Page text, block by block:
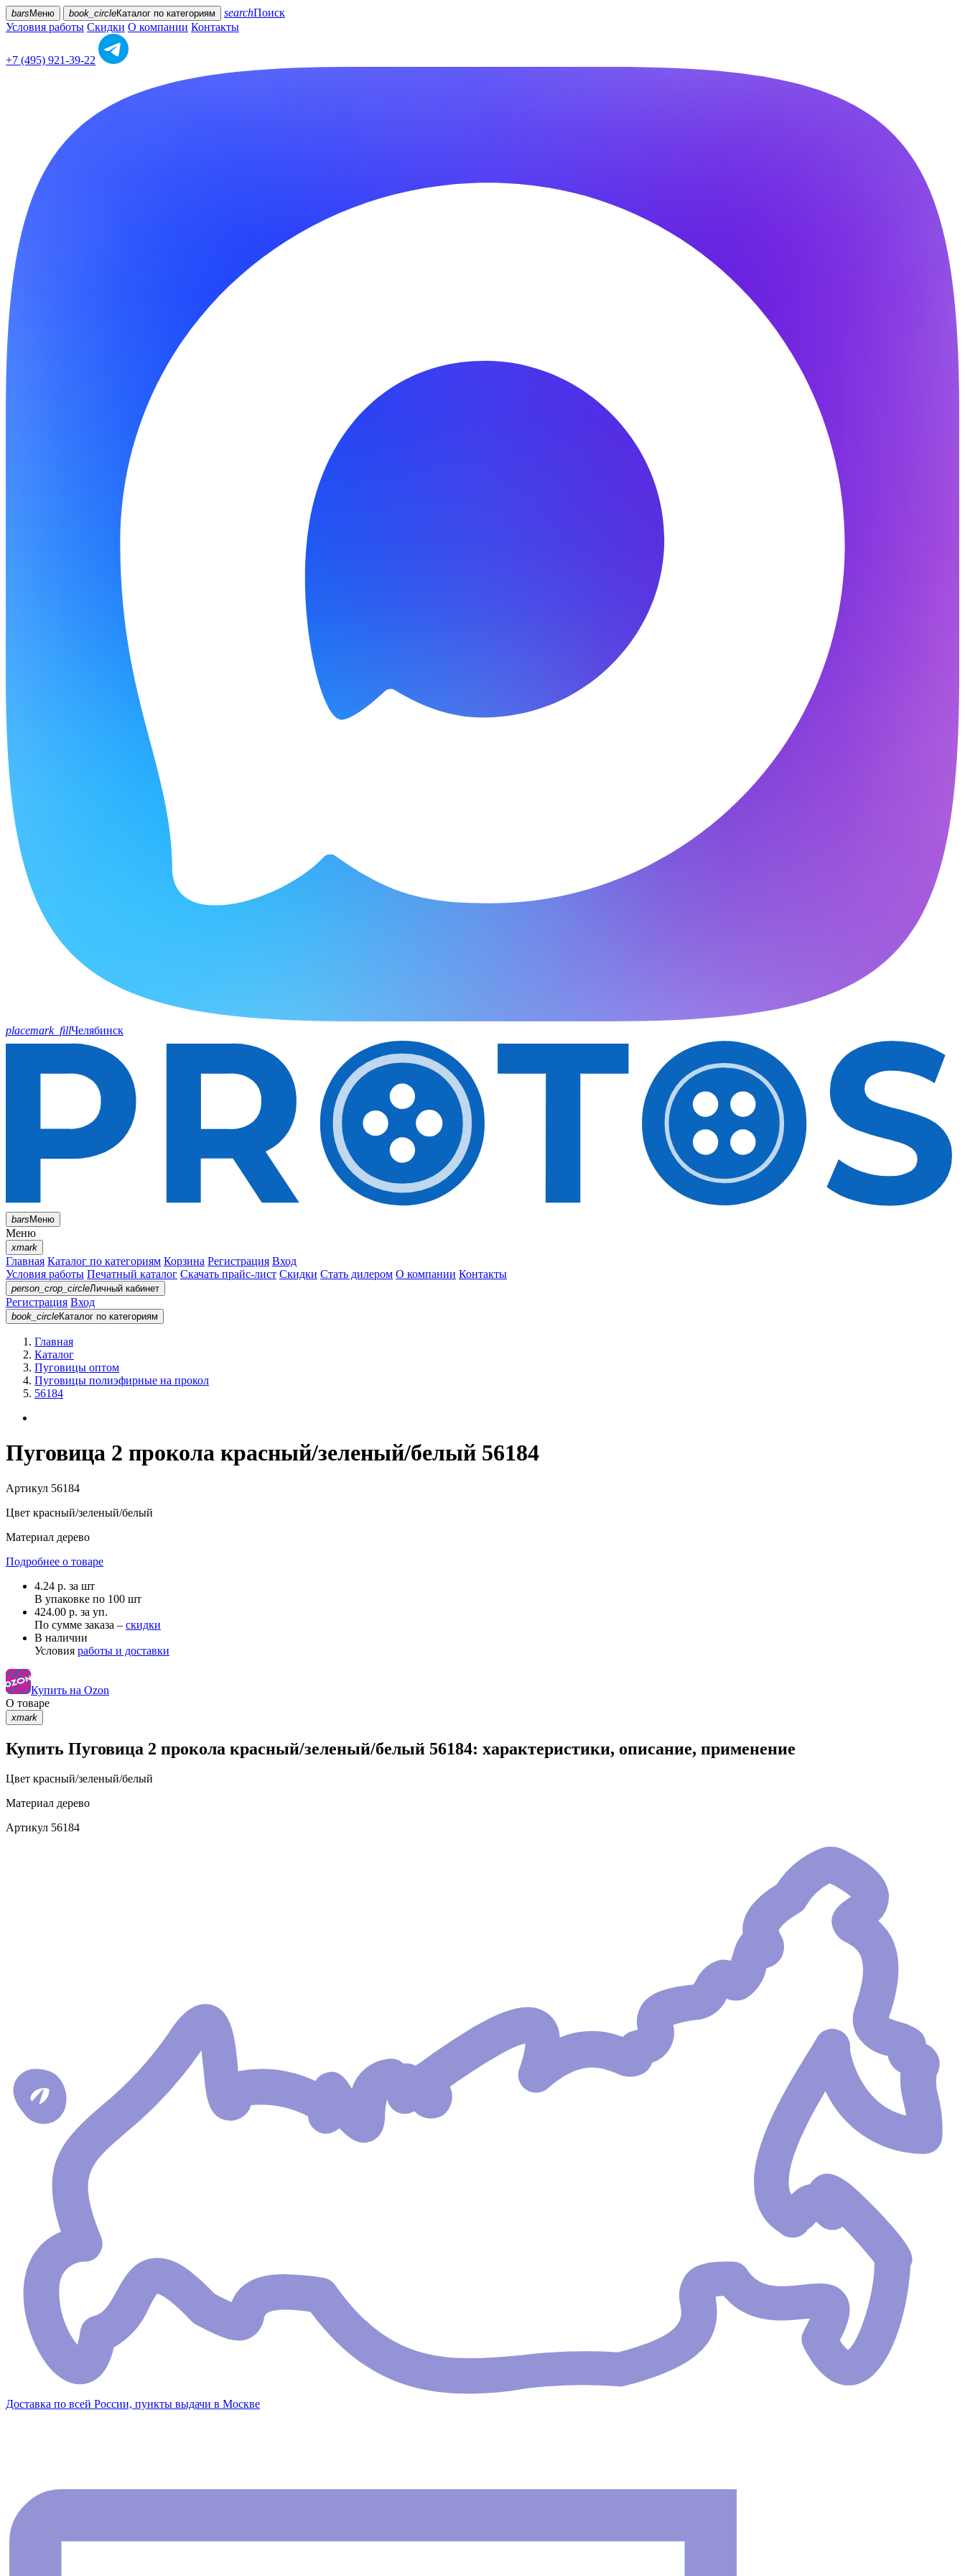
bars Меню book_circleКаталог по категориям searchПоиск
Условия работы Скидки О компании Контакты
+7 (495) 921-39-22
placemark_fillЧелябинск
barsМеню
Меню
xmark
Главная Каталог по категориям Корзина Регистрация Вход
Условия работы Печатный каталог Скачать прайс-лист Скидки Стать дилером О компании Контакты
person_crop_circleЛичный кабинет
Регистрация Вход
book_circleКаталог по категориям
Главная
Каталог
Пуговицы оптом
Пуговицы полиэфирные на прокол
56184
Пуговица 2 прокола красный/зеленый/белый 56184
Артикул 56184
Цвет красный/зеленый/белый
Материал дерево
Подробнее о товаре
4.24 р. за шт
В упаковке по 100 шт
424.00 р. за уп.
По сумме заказа – скидки
В наличии
Условия работы и доставки
Купить на Ozon
О товаре
xmark
Купить Пуговица 2 прокола красный/зеленый/белый 56184: характеристики, описание, применение
Цвет красный/зеленый/белый
Материал дерево
Артикул 56184
Доставка по всей России, пункты выдачи в Москве